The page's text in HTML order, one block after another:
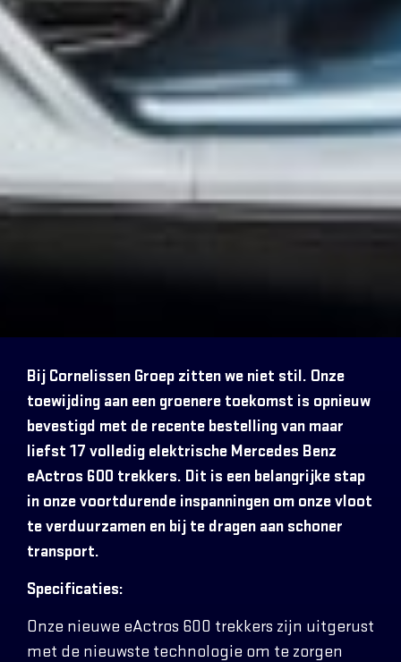
Bij Cornelissen Groep zitten we niet stil. Onze
toewijding aan een groenere toekomst is opnieuw
bevestigd met de recente bestelling van maar
liefst 17 volledig elektrische Mercedes Benz
eActros 600 trekkers. Dit is een belangrijke stap
in onze voortdurende inspanningen om onze vloot
te verduurzamen en bij te dragen aan schoner
transport.
Specificaties:
Onze nieuwe eActros 600 trekkers zijn uitgerust
met de nieuwste technologie om te zorgen